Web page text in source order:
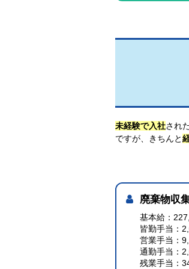
未経験で入社され
ですが、きちんと
廃棄物収
基本給：
皆勤手当：
営業手当：
通勤手当：
残業手当：